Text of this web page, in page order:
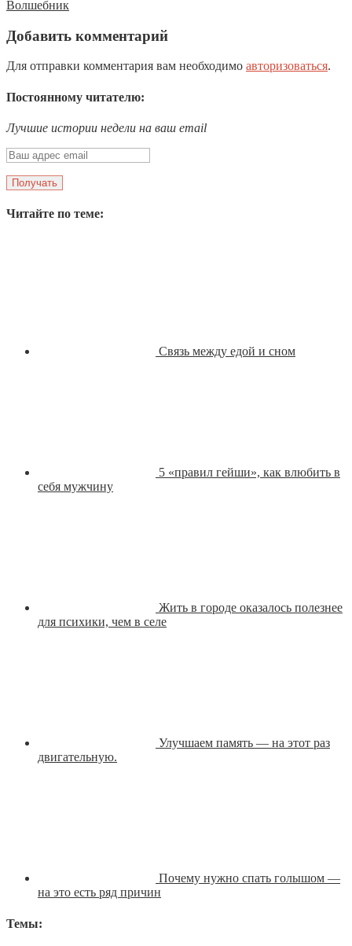
Волшебник
Добавить комментарий
Для отправки комментария вам необходимо авторизоваться.
Постоянному читателю:
Лучшие истории недели на ваш email
Читайте по теме:
Связь между едой и сном
5 «правил гейши», как влюбить в
себя мужчину
Жить в городе оказалось полезнее
для психики, чем в селе
Улучшаем память — на этот раз
двигательную.
Почему нужно спать голышом —
на это есть ряд причин
Темы: